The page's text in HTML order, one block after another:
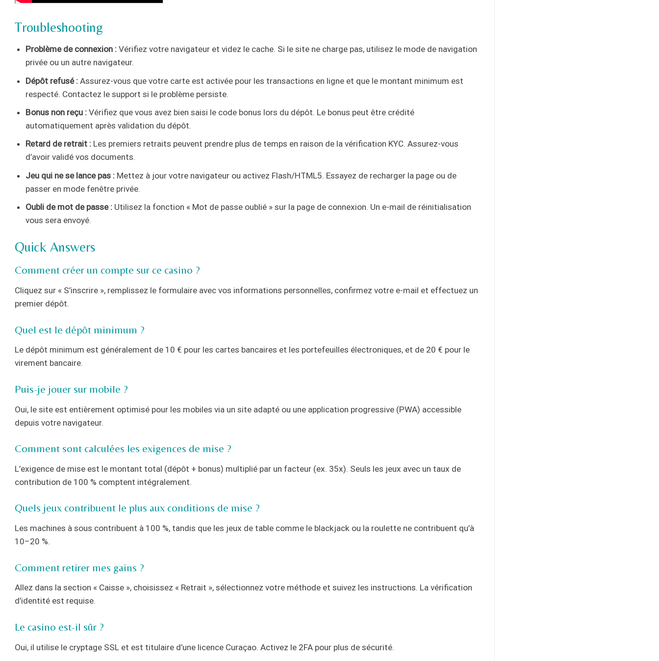
Troubleshooting
Problème de connexion : Vérifiez votre navigateur et videz le cache. Si le site ne charge pas, utilisez le mode de navigation
privée ou un autre navigateur.
Dépôt refusé : Assurez-vous que votre carte est activée pour les transactions en ligne et que le montant minimum est
respecté. Contactez le support si le problème persiste.
Bonus non reçu : Vérifiez que vous avez bien saisi le code bonus lors du dépôt. Le bonus peut être crédité
automatiquement après validation du dépôt.
Retard de retrait : Les premiers retraits peuvent prendre plus de temps en raison de la vérification KYC. Assurez-vous
d’avoir validé vos documents.
Jeu qui ne se lance pas : Mettez à jour votre navigateur ou activez Flash/HTML5. Essayez de recharger la page ou de
passer en mode fenêtre privée.
Oubli de mot de passe : Utilisez la fonction « Mot de passe oublié » sur la page de connexion. Un e-mail de réinitialisation
vous sera envoyé.
Quick Answers
Comment créer un compte sur ce casino ?
Cliquez sur « S’inscrire », remplissez le formulaire avec vos informations personnelles, confirmez votre e-mail et effectuez un
premier dépôt.
Quel est le dépôt minimum ?
Le dépôt minimum est généralement de 10 € pour les cartes bancaires et les portefeuilles électroniques, et de 20 € pour le
virement bancaire.
Puis-je jouer sur mobile ?
Oui, le site est entièrement optimisé pour les mobiles via un site adapté ou une application progressive (PWA) accessible
depuis votre navigateur.
Comment sont calculées les exigences de mise ?
L’exigence de mise est le montant total (dépôt + bonus) multiplié par un facteur (ex. 35x). Seuls les jeux avec un taux de
contribution de 100 % comptent intégralement.
Quels jeux contribuent le plus aux conditions de mise ?
Les machines à sous contribuent à 100 %, tandis que les jeux de table comme le blackjack ou la roulette ne contribuent qu’à
10–20 %.
Comment retirer mes gains ?
Allez dans la section « Caisse », choisissez « Retrait », sélectionnez votre méthode et suivez les instructions. La vérification
d’identité est requise.
Le casino est-il sûr ?
Oui, il utilise le cryptage SSL et est titulaire d’une licence Curaçao. Activez le 2FA pour plus de sécurité.